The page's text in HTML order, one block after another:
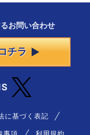
お問い合わせ
チラ
に基づく表記